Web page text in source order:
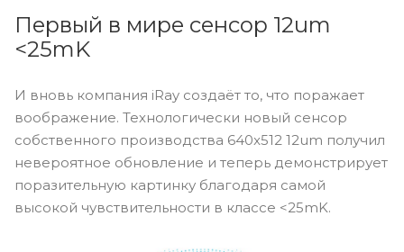
Первый в мире сенсор 12um
<25mK
И вновь компания iRay создаёт то, что поражает
воображение. Технологически новый сенсор
собственного производства 640x512 12um получил
невероятное обновление и теперь демонстрирует
поразительную картинку благодаря самой
высокой чувствительности в классе <25mK.